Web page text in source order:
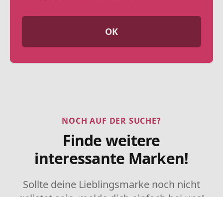
OK
NOCH AUF DER SUCHE?
Finde weitere
interessante Marken!
Sollte deine Lieblingsmarke noch nicht